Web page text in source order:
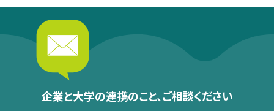
企業と大学の連携のこと、ご相談ください